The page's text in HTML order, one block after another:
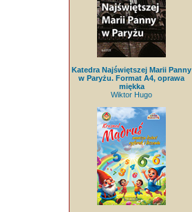
Katedra Najświętszej Marii Panny
w Paryżu. Format A4, oprawa
miękka
Wiktor Hugo